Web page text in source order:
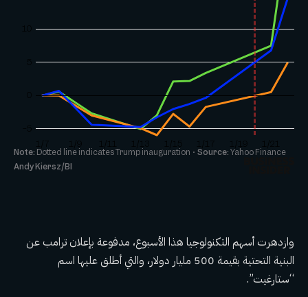
وازدهرت أسهم التكنولوجيا هذا الأسبوع، مدفوعة بإعلان ترامب عن
البنية التحتية بقيمة 500 مليار دولار، والتي أطلق عليها اسم
“ستارغيت”.